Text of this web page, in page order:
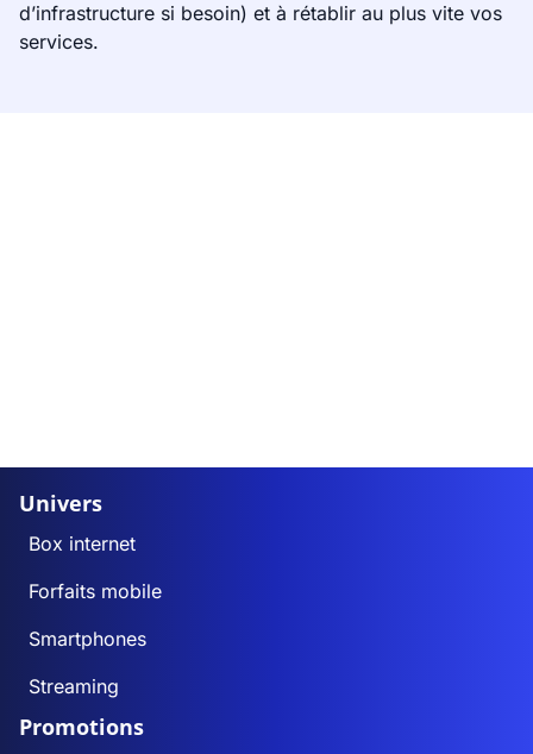
d’infrastructure si besoin) et à rétablir au plus vite vos
services.
Univers
Box internet
Forfaits mobile
Smartphones
Streaming
Promotions